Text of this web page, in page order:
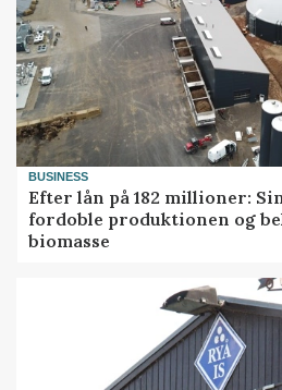
BUSINESS
Efter lån på 182 millioner:
fordoble produktionen og
biomasse